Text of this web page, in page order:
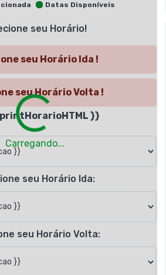
Loading...
Carregando...
Datas Disponíveis
seu Horário!
seu Horário Ida !
seu Horário Volta !
}}
seu Horário Ida:
seu Horário Volta: